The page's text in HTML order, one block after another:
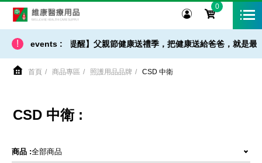
0
! events :
出貨 / 免運 - 小提醒】父親節健康送禮季，把健康送給爸爸，就是最
首頁 商品專區 照護用品品牌 CSD 中衛
CSD 中衛 :
商品 :全部商品